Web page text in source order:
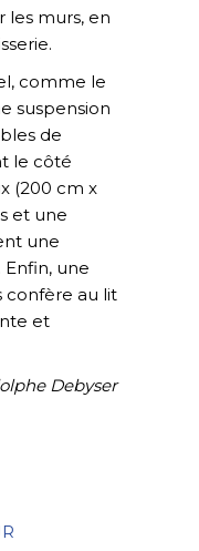
les murs, en
comme le
suspension
de
le côté
(200 cm x
et une
une
une
confère au lit
et
Debyser